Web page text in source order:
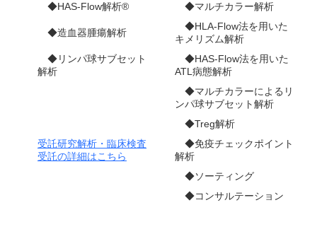
◆HAS-Flow解析®️
◆マルチカラー解析
◆造血器腫瘍解析
◆HLA-Flow法を用いた
キメリズム解析
◆リンパ球サブセット
解析
◆HAS-Flow法を用いた
ATL病態解析
◆マルチカラーによるリ
ンパ球サブセット解析
◆Treg解析
受託研究解析・臨床検査
受託の詳細はこちら
◆免疫チェックポイント
解析
◆ソーティング
◆コンサルテーション